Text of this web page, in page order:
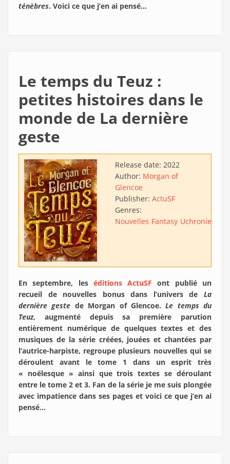
ténèbres. Voici ce que j’en ai pensé…
Le temps du Teuz :
petites histoires dans le
monde de La dernière
geste
Release date: 2022
Author: Morgan of
Glencoe
Publisher: ActuSF
Genres:
Nouvelles Fantasy Uchronie
En septembre, les éditions ActuSF ont publié un
recueil de nouvelles bonus dans l’univers de La
dernière geste de Morgan of Glencoe.Le temps du
Teuz, augmenté depuis sa première parution
entièrement numérique de quelques textes et des
musiques de la série créées, jouées et chantées par
l’autrice-harpiste, regroupe plusieurs nouvelles qui se
déroulent avant le tome 1 dans un esprit très
« noëlesque » ainsi que trois textes se déroulant
entre le tome 2 et 3. Fan de la série je me suis plongée
avec impatience dans ses pages et voici ce que j’en ai
pensé…